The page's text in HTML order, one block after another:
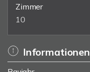
Zimmer
10
Informationen